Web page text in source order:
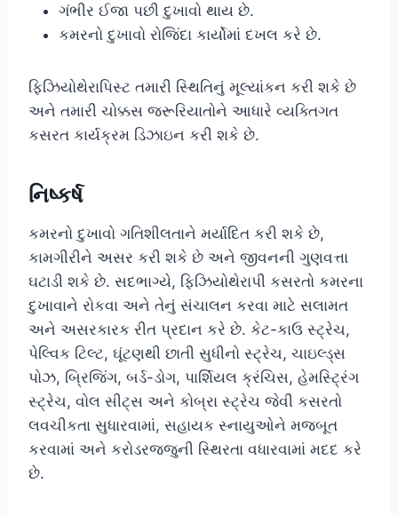
ગંભીર ઈજા પછી દુખાવો થાય છે.
કમરનો દુખાવો રોજિંદા કાર્યોમાં દખલ કરે છે.
ફિઝિયોથેરાપિસ્ટ તમારી સ્થિતિનું મૂલ્યાંકન કરી શકે છે
અને તમારી ચોક્કસ જરૂરિયાતોને આધારે વ્યક્તિગત
કસરત કાર્યક્રમ ડિઝાઇન કરી શકે છે.
નિષ્કર્ષ
કમરનો દુખાવો ગતિશીલતાને મર્યાદિત કરી શકે છે,
કામગીરીને અસર કરી શકે છે અને જીવનની ગુણવત્તા
ઘટાડી શકે છે. સદભાગ્યે, ફિઝિયોથેરાપી કસરતો કમરના
દુખાવાને રોકવા અને તેનું સંચાલન કરવા માટે સલામત
અને અસરકારક રીત પ્રદાન કરે છે. કેટ-કાઉ સ્ટ્રેચ,
પેલ્વિક ટિલ્ટ, ઘૂંટણથી છાતી સુધીનો સ્ટ્રેચ, ચાઇલ્ડ્સ
પોઝ, બ્રિજિંગ, બર્ડ-ડોગ, પાર્શિયલ ક્રંચિસ, હેમસ્ટ્રિંગ
સ્ટ્રેચ, વોલ સીટ્સ અને કોબ્રા સ્ટ્રેચ જેવી કસરતો
લવચીકતા સુધારવામાં, સહાયક સ્નાયુઓને મજબૂત
કરવામાં અને કરોડરજ્જુની સ્થિરતા વધારવામાં મદદ કરે
છે.